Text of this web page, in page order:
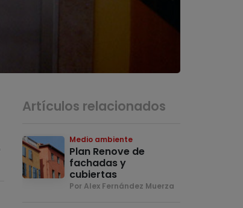
Artículos relacionados
Medio ambiente
Plan Renove de
fachadas y
cubiertas
Por Alex Fernández Muerza